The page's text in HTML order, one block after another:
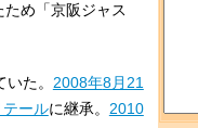
め「京阪ジャス
た。 2008年8月21
テールに継承。 2010